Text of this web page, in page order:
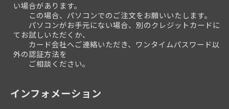
い場合があります。
この場合、パソコンでのご注文をお願いいたします。
パソコンがお手元にない場合、別のクレジットカードに
てお試しいただくか、
カード会社へご連絡いただき、ワンタイムパスワード以
外の認証方法を
ご相談ください。
インフォメーション